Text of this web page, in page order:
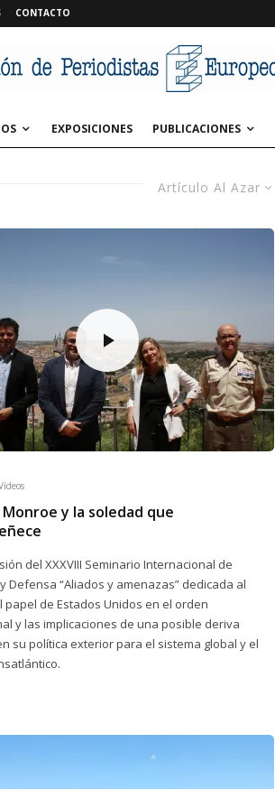
CONTACTO
EXPOSICIONES PUBLICACIONES
Artículo Al Azar
y la soledad que
del XXXVIII Seminario Internacional de
Defensa “Aliados y amenazas” dedicada al
papel de Estados Unidos en el orden
y las implicaciones de una posible deriva
su política exterior para el sistema global y el